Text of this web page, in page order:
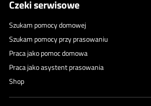
Czeki serwisowe
Szukam pomocy domowej
Szukam pomocy przy prasowaniu
Praca jako pomoc domowa
Praca jako asystent prasowania
Shop